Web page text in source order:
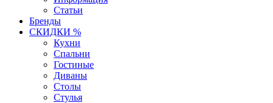
Статьи
Бренды
СКИДКИ %
Кухни
Спальни
Гостиные
Диваны
Столы
Стулья